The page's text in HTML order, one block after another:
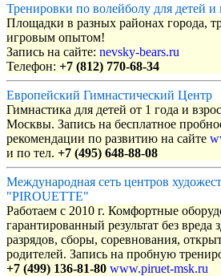
Тренировки по волейболу для детей и
Площадки в разных районах города,
игровым опытом!
Запись на сайте: nevsky-bears.ru
Телефон: +7 (812) 770-68-34
Европейский Гимнастический Центр
Гимнастика для детей от 1 года и
Москвы. Запись на бесплатное
рекомендации по развитию на сайте
и по тел. +7 (495) 648-88-08
Международная сеть центров
"PIROUETTE"
Работаем с 2010 г. Комфортные
гарантированный результат без
разрядов, сборы, соревнования,
родителей. Запись на пробную
+7 (499) 136-81-80 www.piruet-msk.ru